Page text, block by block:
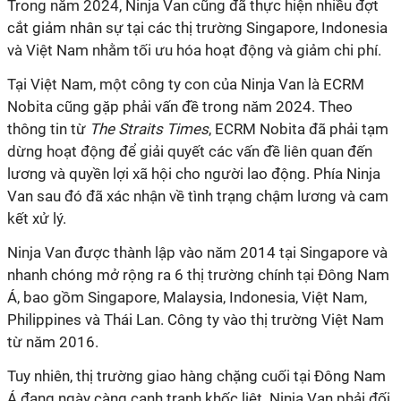
Trong năm 2024, Ninja Van cũng đã thực hiện nhiều đợt
cắt giảm nhân sự tại các thị trường Singapore, Indonesia
và Việt Nam nhằm tối ưu hóa hoạt động và giảm chi phí.
Tại Việt Nam, một công ty con của Ninja Van là ECRM
Nobita cũng gặp phải vấn đề trong năm 2024. Theo
thông tin từ The Straits Times, ECRM Nobita đã phải tạm
dừng hoạt động để giải quyết các vấn đề liên quan đến
lương và quyền lợi xã hội cho người lao động. Phía Ninja
Van sau đó đã xác nhận về tình trạng chậm lương và cam
kết xử lý.
Ninja Van được thành lập vào năm 2014 tại Singapore và
nhanh chóng mở rộng ra 6 thị trường chính tại Đông Nam
Á, bao gồm Singapore, Malaysia, Indonesia, Việt Nam,
Philippines và Thái Lan. Công ty vào thị trường Việt Nam
từ năm 2016.
Tuy nhiên, thị trường giao hàng chặng cuối tại Đông Nam